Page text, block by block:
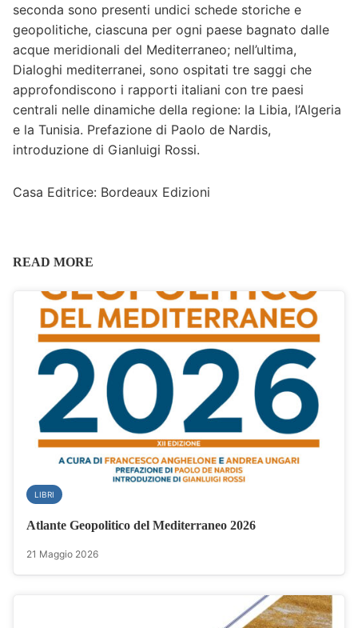
seconda sono presenti undici schede storiche e
geopolitiche, ciascuna per ogni paese bagnato dalle
acque meridionali del Mediterraneo; nell’ultima,
Dialoghi mediterranei, sono ospitati tre saggi che
approfondiscono i rapporti italiani con tre paesi
centrali nelle dinamiche della regione: la Libia, l’Algeria
e la Tunisia. Prefazione di Paolo de Nardis,
introduzione di Gianluigi Rossi.
Casa Editrice: Bordeaux Edizioni
READ MORE
LIBRI
Atlante Geopolitico del Mediterraneo 2026
21 Maggio 2026